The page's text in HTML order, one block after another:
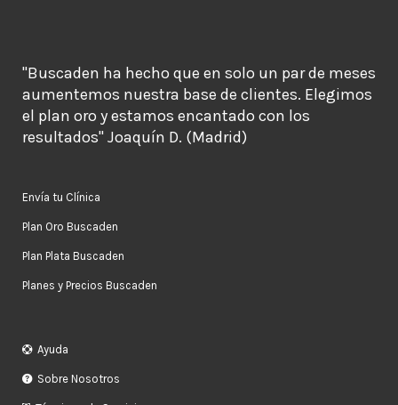
"Buscaden ha hecho que en solo un par de meses
aumentemos nuestra base de clientes. Elegimos
el plan oro y estamos encantado con los
resultados" Joaquín D. (Madrid)
Envía tu Clínica
Plan Oro Buscaden
Plan Plata Buscaden
Planes y Precios Buscaden
Ayuda
Sobre Nosotros